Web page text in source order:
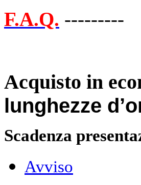
F.A.Q. ---------
Acquisto in
lunghezze
Scadenza
Avviso